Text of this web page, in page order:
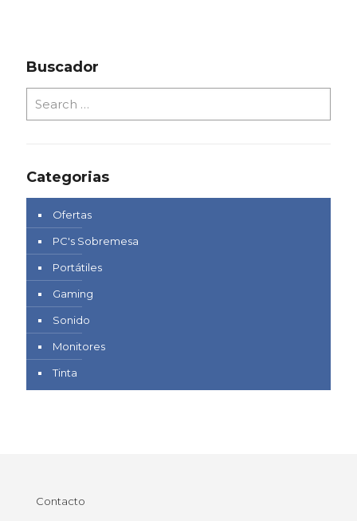
Buscador
Categorias
Ofertas
PC's Sobremesa
Portátiles
Gaming
Sonido
Monitores
Tinta
Contacto